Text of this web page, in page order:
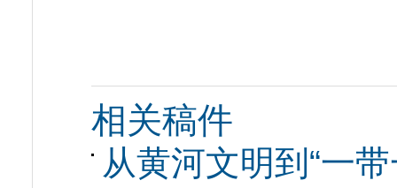
相关稿件
从黄河文明到“一